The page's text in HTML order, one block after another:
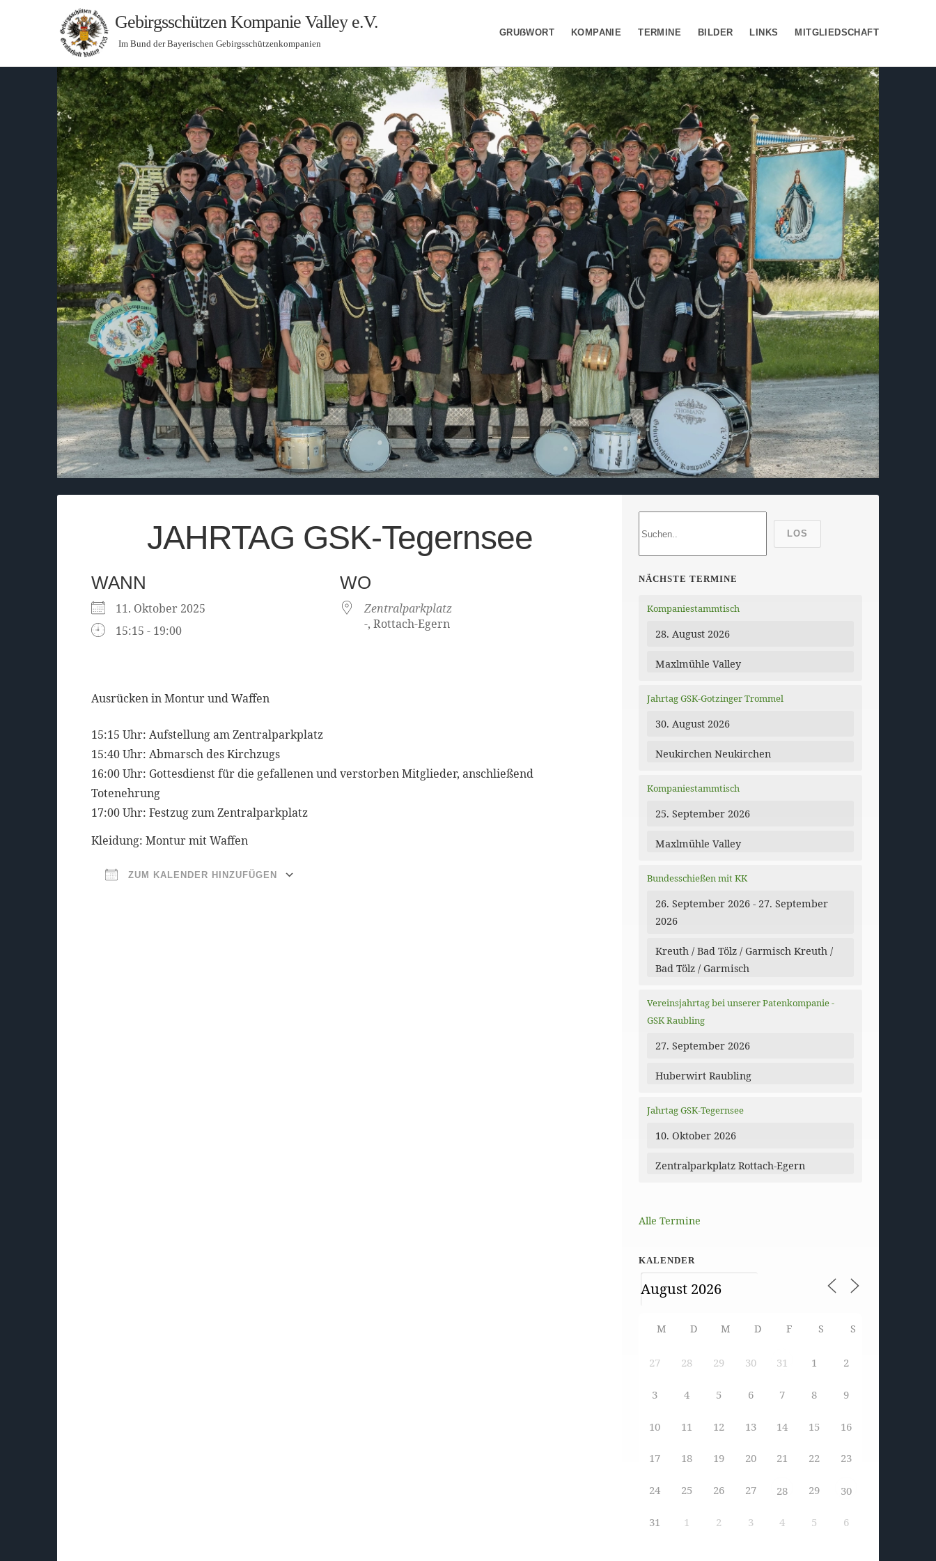
Gebirgsschützen Kompanie Valley e.V.
Im Bund der Bayerischen Gebirgsschützenkompanien
GRUẞWORT KOMPANIE TERMINE BILDER LINKS MITGLIEDSCHAFT
JAHRTAG GSK-Tegernsee
WANN
11. Oktober 2025
15:15 - 19:00
WO
Zentralparkplatz
-, Rottach-Egern
Ausrücken in Montur und Waffen
15:15 Uhr: Aufstellung am Zentralparkplatz
15:40 Uhr: Abmarsch des Kirchzugs
16:00 Uhr: Gottesdienst für die gefallenen und verstorben Mitglieder, anschließend
Totenehrung
17:00 Uhr: Festzug zum Zentralparkplatz
Kleidung: Montur mit Waffen
ZUM KALENDER HINZUFÜGEN
Office 365
LOS
NÄCHSTE TERMINE
Kompaniestammtisch
28. August 2026
Maxlmühle Valley
Jahrtag GSK-Gotzinger Trommel
30. August 2026
Neukirchen Neukirchen
Kompaniestammtisch
25. September 2026
Maxlmühle Valley
Bundesschießen mit KK
26. September 2026 - 27. September
2026
Kreuth / Bad Tölz / Garmisch Kreuth /
Bad Tölz / Garmisch
Vereinsjahrtag bei unserer Patenkompanie -
GSK Raubling
27. September 2026
Huberwirt Raubling
Jahrtag GSK-Tegernsee
10. Oktober 2026
Zentralparkplatz Rottach-Egern
Alle Termine
KALENDER
M D M D F S S
27 28 29 30 31 1 2
3 4 5 6 7 8 9
10 11 12 13 14 15 16
17 18 19 20 21 22 23
24 25 26 27 28 29 30
31 1 2 3 4 5 6